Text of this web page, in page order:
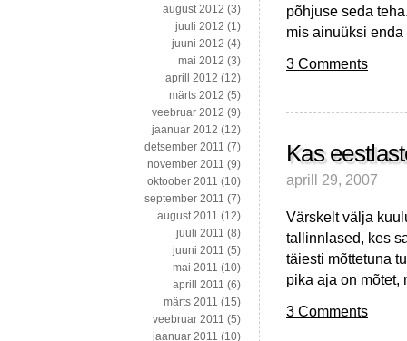
põhjuse seda
mis ainuüksi
3 Comments
Kas
aprill 29, 2007
Värskelt välja
tallinnlased, kes
täiesti mõttetuna
pika aja on mõtet,
3 Comments
august 2012 (3)
juuli 2012 (1)
juuni 2012 (4)
mai 2012 (3)
aprill 2012 (12)
märts 2012 (5)
veebruar 2012 (9)
jaanuar 2012 (12)
detsember 2011 (7)
november 2011 (9)
oktoober 2011 (10)
september 2011 (7)
august 2011 (12)
juuli 2011 (8)
juuni 2011 (5)
mai 2011 (10)
aprill 2011 (6)
märts 2011 (15)
veebruar 2011 (5)
jaanuar 2011 (10)